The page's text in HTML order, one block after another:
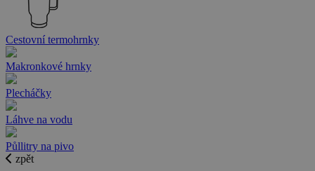
Cestovní termohrnky
Makronkové hrnky
Plecháčky
Láhve na vodu
Půllitry na pivo
zpět